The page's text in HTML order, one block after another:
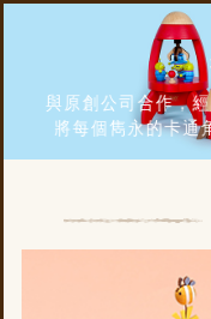
與原創公司合作，
將每個雋永的卡通